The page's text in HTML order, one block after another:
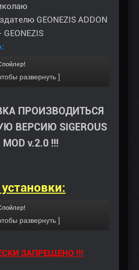
GEONEZIS ADDON
ПРОИЗВОДИТЬСЯ
ВЕРСИЮ SIGEROUS
MOD v.2.0 !!!
ЗАПРЕЩЕНО !!!